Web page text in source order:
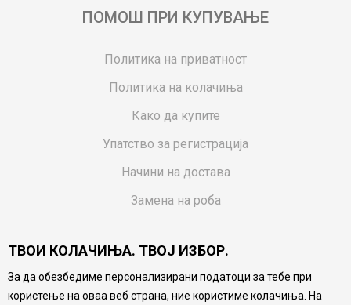
ПОМОШ ПРИ КУПУВАЊЕ
Политика на приватност
Политика на колачиња
Како да купите
Упатство за регистрација
Начини на достава
Замена на роба
Ваучери
Product Finder
ТВОИ КОЛАЧИЊА. ТВОЈ ИЗБОР.
За да обезбедиме персонализирани податоци за тебе при
користење на оваа веб страна, ние користиме колачиња. На